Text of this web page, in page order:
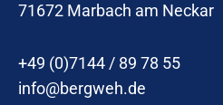
71672 Marbach am Neckar
+49 (0)7144 / 89 78 55
info@bergweh.de